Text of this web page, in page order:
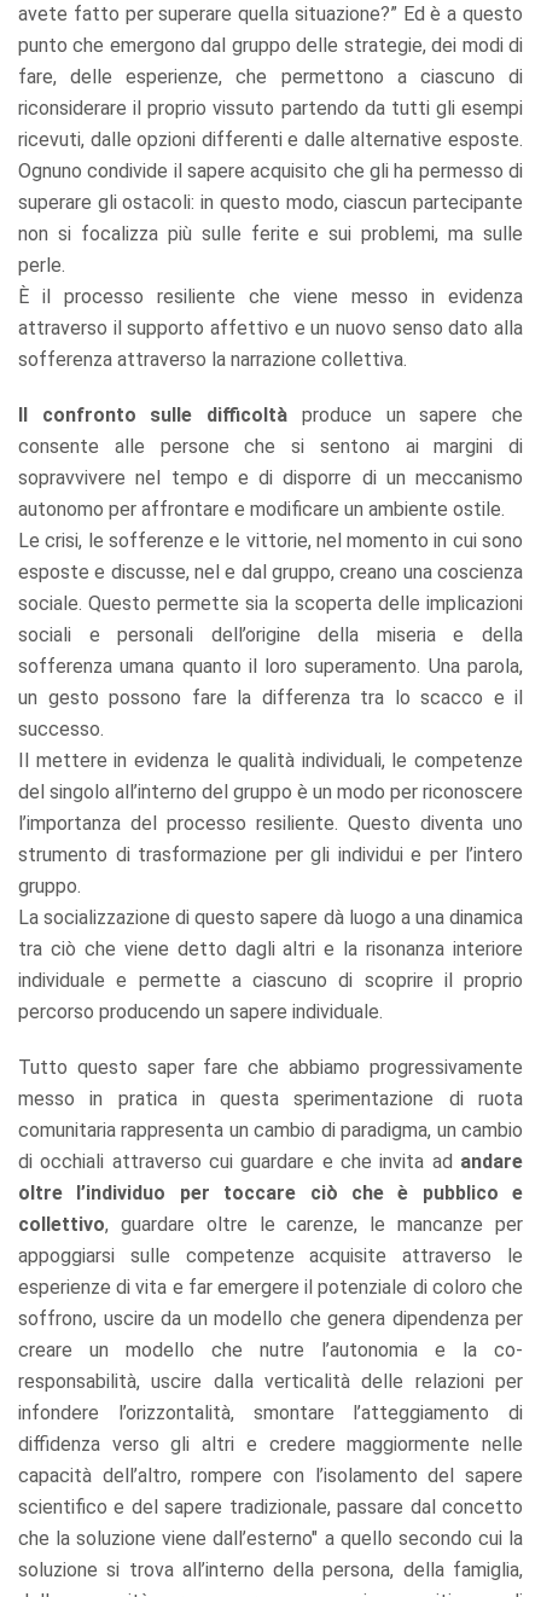
avete fatto per superare quella situazione?” Ed è a questo
punto che emergono dal gruppo delle strategie, dei modi di
fare, delle esperienze, che permettono a ciascuno di
riconsiderare il proprio vissuto partendo da tutti gli esempi
ricevuti, dalle opzioni differenti e dalle alternative esposte.
Ognuno condivide il sapere acquisito che gli ha permesso di
superare gli ostacoli: in questo modo, ciascun partecipante
non si focalizza più sulle ferite e sui problemi, ma sulle
perle.
È il processo resiliente che viene messo in evidenza
attraverso il supporto affettivo e un nuovo senso dato alla
sofferenza attraverso la narrazione collettiva.
Il confronto sulle difficoltà produce un sapere che
consente alle persone che si sentono ai margini di
sopravvivere nel tempo e di disporre di un meccanismo
autonomo per affrontare e modificare un ambiente ostile.
Le crisi, le sofferenze e le vittorie, nel momento in cui sono
esposte e discusse, nel e dal gruppo, creano una coscienza
sociale. Questo permette sia la scoperta delle implicazioni
sociali e personali dell’origine della miseria e della
sofferenza umana quanto il loro superamento. Una parola,
un gesto possono fare la differenza tra lo scacco e il
successo.
Il mettere in evidenza le qualità individuali, le competenze
del singolo all’interno del gruppo è un modo per riconoscere
l’importanza del processo resiliente. Questo diventa uno
strumento di trasformazione per gli individui e per l’intero
gruppo.
La socializzazione di questo sapere dà luogo a una dinamica
tra ciò che viene detto dagli altri e la risonanza interiore
individuale e permette a ciascuno di scoprire il proprio
percorso producendo un sapere individuale.
Tutto questo saper fare che abbiamo progressivamente
messo in pratica in questa sperimentazione di ruota
comunitaria rappresenta un cambio di paradigma, un cambio
di occhiali attraverso cui guardare e che invita ad andare
oltre l’individuo per toccare ciò che è pubblico e
collettivo, guardare oltre le carenze, le mancanze per
appoggiarsi sulle competenze acquisite attraverso le
esperienze di vita e far emergere il potenziale di coloro che
soffrono, uscire da un modello che genera dipendenza per
creare un modello che nutre l’autonomia e la co-
responsabilità, uscire dalla verticalità delle relazioni per
infondere l’orizzontalità, smontare l’atteggiamento di
diffidenza verso gli altri e credere maggiormente nelle
capacità dell’altro, rompere con l’isolamento del sapere
scientifico e del sapere tradizionale, passare dal concetto
che la soluzione viene dall’esterno" a quello secondo cui la
soluzione si trova all’interno della persona, della famiglia,